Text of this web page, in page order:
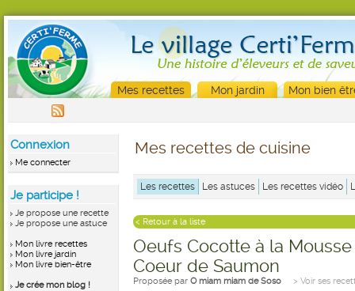
Mes recettes Mon jardin Mon bien
Connexion
Me connecter
Je participe !
Je propose une recette
Je propose une astuce
Mon livre recettes
Mon livre jardin
Mon livre bien-être
Je crée mon blog !
Mes recettes de cuisine
Les recettes Les astuces Les recettes vidéo
< Retour à la liste
Oeufs Cocotte à la
Coeur de Saumon
Proposée par O miam miam de Soso > Voir ses